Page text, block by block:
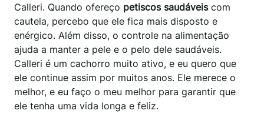
Calleri. Quando ofereço petiscos saudáveiscom
cautela, percebo que ele fica mais disposto e
enérgico. Além disso, o controle na alimentação
ajuda a manter a pele e o pelo dele saudáveis.
Calleri é um cachorro muito ativo, e eu quero que
ele continue assim por muitos anos. Ele merece o
melhor, e eu faço o meu melhor para garantir que
ele tenha uma vida longa e feliz.